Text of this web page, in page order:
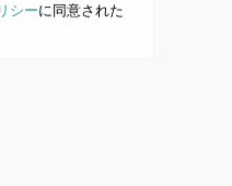
シーに同意された